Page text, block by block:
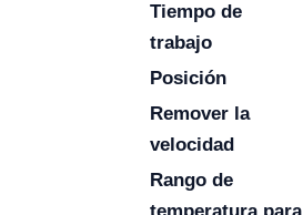
Tiempo de
trabajo
Posición
Remover la
velocidad
Rango de